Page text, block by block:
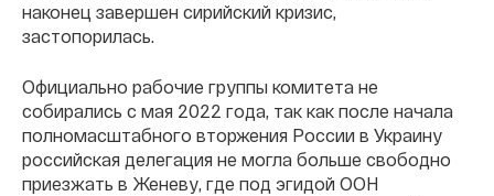
наконец завершен сирийский кризис,
застопорилась.
Официально рабочие группы комитета не
собирались с мая 2022 года, так как после начала
полномасштабного вторжения России в Украину
российская делегация не могла больше свободно
приезжать в Женеву, где под эгидой ООН